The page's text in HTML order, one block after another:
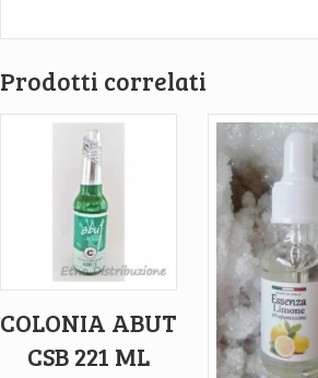
Prodotti correlati
COLONIA ABUT
CSB 221 ML